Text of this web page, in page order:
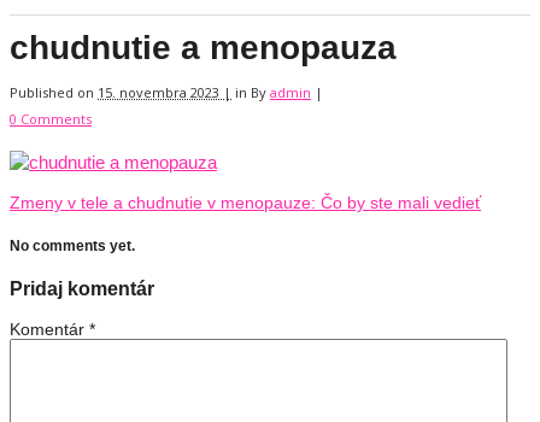
chudnutie a menopauza
Published on 15. novembra 2023 | in By admin |
0 Comments
Zmeny v tele a chudnutie v menopauze: Čo by ste mali vedieť
No comments yet.
Pridaj komentár
Komentár *